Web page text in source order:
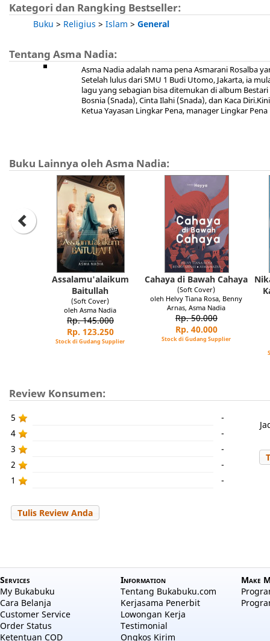
Kategori dan Rangking Bestseller:
Buku > Religius > Islam > General
Tentang Asma Nadia:
Asma Nadia adalah nama pena Asmarani Rosalba
Setelah lulus dari SMU 1 Budi Utomo, Jakarta, ia
lagu yang sebagian bisa ditemukan di album
Bosnia (Snada), Cinta Ilahi (Snada), dan Kaca
Ketua Yayasan Lingkar Pena, manager Lingkar
Buku Lainnya oleh Asma Nadia:
Assalamu'alaikum
Baitullah
(Soft Cover)
oleh Asma Nadia
Rp. 145.000
Rp. 123.250
Stock di Gudang Supplier
Cahaya di Bawah Cahaya
(Soft Cover)
oleh Helvy Tiana Rosa, Benny
Arnas, Asma Nadia
Rp. 50.000
Rp. 40.000
Stock di Gudang Supplier
Review Konsumen:
5
-
4
-
3
-
2
-
1
-
Tulis Review Anda
Services
My Bukabuku
Cara Belanja
Customer Service
Order Status
Ketentuan COD
Information
Tentang Bukabuku.com
Kerjasama Penerbit
Lowongan Kerja
Testimonial
Ongkos Kirim
Make